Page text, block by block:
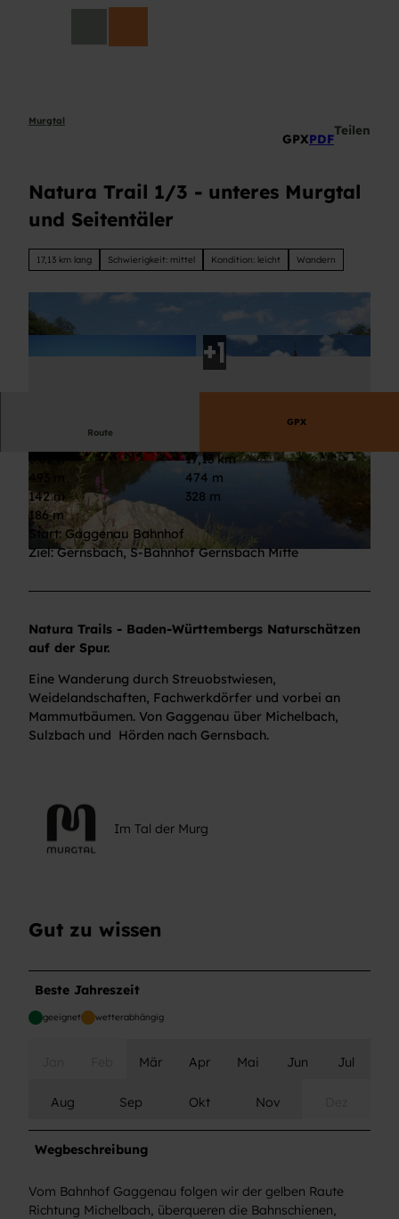
Murgtal
GPXPDF
Teilen
Natura Trail 1/3 - unteres Murgtal
und Seitentäler
17,13 km lang Schwierigkeit: mittel Kondition: leicht Wandern
© Andrea Fels, Im Tal der Murg
© Zweckverband Im Tal der Murg, Im Tal der Mu
rg
Route
GPX
5:02 h
17,13 km
493 m
474 m
142 m
328 m
186 m
Start: Gaggenau Bahnhof
Ziel: Gernsbach, S-Bahnhof Gernsbach Mitte
Natura Trails - Baden-Württembergs Naturschätzen
auf der Spur.
Eine Wanderung durch Streuobstwiesen,
Weidelandschaften, Fachwerkdörfer und vorbei an
Mammutbäumen. Von Gaggenau über Michelbach,
Sulzbach und Hörden nach Gernsbach.
Im Tal der Murg
Gut zu wissen
Beste Jahreszeit
geeignet wetterabhängig
Mär Apr Mai Jun Jul
Aug Sep Okt Nov
Wegbeschreibung
Vom Bahnhof Gaggenau folgen wir der gelben Raute
Richtung Michelbach, überqueren die Bahnschienen,